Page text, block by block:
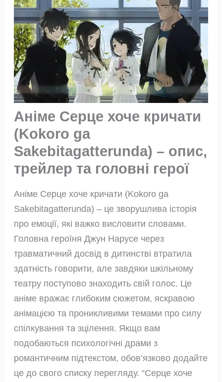
Аніме Серце хоче кричати
(Kokoro ga
Sakebitagatterunda) – опис,
трейлер та головні герої
Аніме Серце хоче кричати (Kokoro ga
Sakebitagatterunda) – це зворушлива історія
про емоції, які важко висловити словами.
Головна героїня Джун Нарусе через
травматичний досвід в дитинстві втратила
здатність говорити, але завдяки шкільному
театру поступово знаходить свій голос. Це
аніме вражає глибоким сюжетом, яскравою
анімацією та проникливими темами про силу
спілкування та зцілення. Якщо вам
подобаються психологічні драми з
романтичним підтекстом, обов’язково додайте
це до свого списку перегляду. “Серце хоче